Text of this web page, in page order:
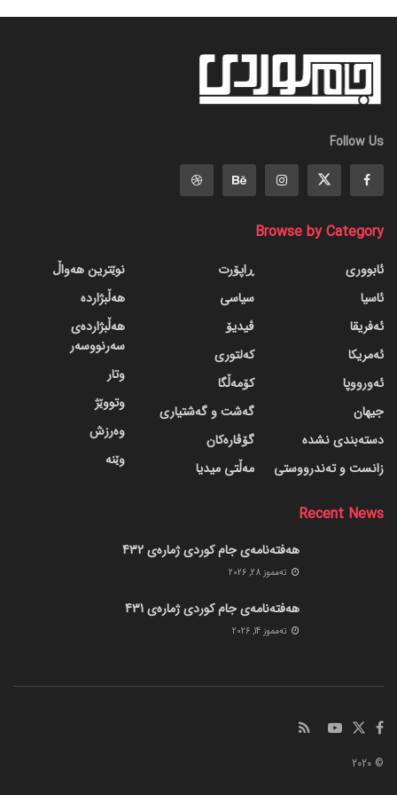
Follow Us
Browse by Category
ئابووری
ئاسیا
ئەفریقا
ئەمریکا
ئەورووپا
جیهان
دسته‌بندی نشده
زانست و تەندرووستی
ڕاپۆرت
سیاسی
ڤیدیۆ
کەلتوری
کۆمەڵگا
گه‌شت و گه‌شتیاری
گۆڤاره‌کان
مەڵتی میدیا
نوێترین هەواڵ
هەڵبژاردە
هەڵبژاردەی
سەرنووسەر
وتار
وتووێژ
وەرزش
وێنە
Recent News
هەفتەنامەی جام کوردی ژمارەی 432
ته‌مموز 28, 2026
هەفتەنامەی جام کوردی ژمارەی 431
ته‌مموز 14, 2026
© 2020